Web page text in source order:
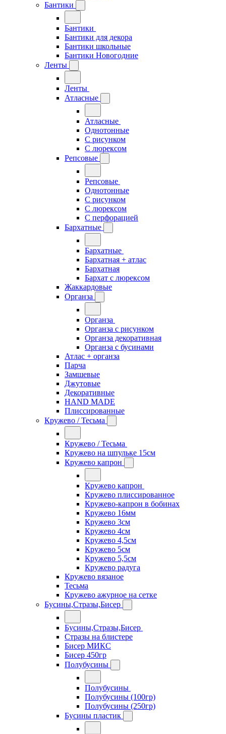
Бантики
Бантики
Бантики для декора
Бантики школьные
Бантики Новогодние
Ленты
Ленты
Атласные
Атласные
Однотонные
С рисунком
С люрексом
Репсовые
Репсовые
Однотонные
С рисунком
С люрексом
С перфорацией
Бархатные
Бархатные
Бархатная + атлас
Бархатная
Бархат с люрексом
Жаккардовые
Органза
Органза
Органза с рисунком
Органза декоративная
Органза с бусинами
Атлас + органза
Парча
Замшевые
Джутовые
Декоративные
HAND MADE
Плиссированные
Кружево / Тесьма
Кружево / Тесьма
Кружево на шпульке 15см
Кружево капрон
Кружево капрон
Кружево плиссированное
Кружево-капрон в бобинах
Кружево 16мм
Кружево 3см
Кружево 4см
Кружево 4,5см
Кружево 5см
Кружево 5,5см
Кружево радуга
Кружево вязаное
Тесьма
Кружево ажурное на сетке
Бусины,Стразы,Бисер
Бусины,Стразы,Бисер
Стразы на блистере
Бисер МИКС
Бисер 450гр
Полубусины
Полубусины
Полубусины (100гр)
Полубусины (250гр)
Бусины пластик